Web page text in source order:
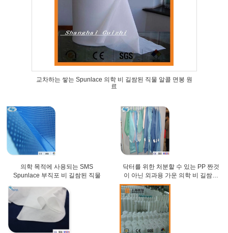
교차하는 쌓는 Spunlace 의학 비 길쌈된 직물 알콜 면봉 원
료
의학 목적에 사용되는 SMS
Spunlace 부직포 비 길쌈된 직물
닥터를 위한 처분할 수 있는 PP 짠것
이 아닌 외과용 가운 의학 비 길쌈된
직물